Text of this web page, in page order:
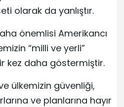
olarak da yanlıştır.
önemlisi Amerikancı
“milli ve yerli”
kez daha göstermiştir.
ülkemizin güvenliği,
ve planlarına hayır